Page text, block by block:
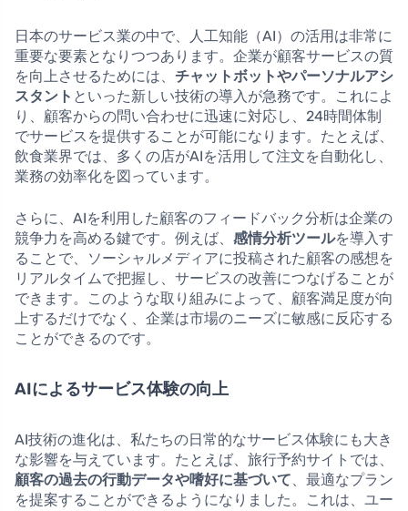
日本のサービス業の中で、人工知能（AI）の活用は非常に
重要な要素となりつつあります。企業が顧客サービスの質
を向上させるためには、 チャットボットやパーソナルアシ
スタント といった新しい技術の導入が急務です。これによ
り、顧客からの問い合わせに迅速に対応し、24時間体制
でサービスを提供することが可能になります。たとえば、
飲食業界では、多くの店がAIを活用して注文を自動化し、
業務の効率化を図っています。
さらに、AIを利用した顧客のフィードバック分析は企業の
競争力を高める鍵です。例えば、 感情分析ツールを導入す
ることで、ソーシャルメディアに投稿された顧客の感想を
リアルタイムで把握し、サービスの改善につなげることが
できます。このような取り組みによって、顧客満足度が向
上するだけでなく、企業は市場のニーズに敏感に反応する
ことができるのです。
AIによるサービス体験の向上
AI技術の進化は、私たちの日常的なサービス体験にも大き
な影響を与えています。たとえば、旅行予約サイトでは、
顧客の過去の行動データや嗜好に基づいて、最適なプラン
を提案することができるようになりました。これは、ユー